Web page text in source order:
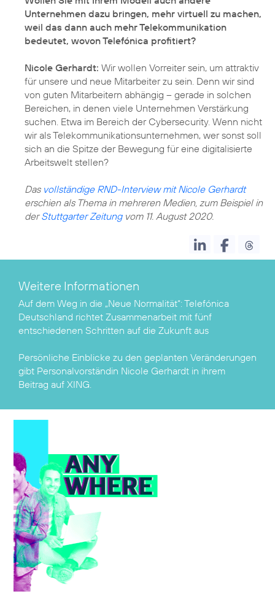
Unternehmen dazu bringen, mehr virtuell zu machen,
weil das dann auch mehr Telekommunikation
bedeutet, wovon Telefónica profitiert?
Nicole Gerhardt: Wir wollen Vorreiter sein, um attraktiv
für unsere und neue Mitarbeiter zu sein. Denn wir sind
von guten Mitarbeitern abhängig – gerade in solchen
Bereichen, in denen viele Unternehmen Verstärkung
suchen. Etwa im Bereich der Cybersecurity. Wenn nicht
wir als Telekommunikationsunternehmen, wer sonst soll
sich an die Spitze der Bewegung für eine digitalisierte
Arbeitswelt stellen?
Das vollständige RND-Interview mit Nicole Gerhardt
erschien als Thema in mehreren Medien, zum Beispiel in
derStuttgarter Zeitungvom 11. August 2020.
Weitere Informationen
Auf dem Weg in die „Neue Normalität“:Telefónica
Deutschland richtet Zusammenarbeit mit fünf
entschiedenen Schritten auf die Zukunft aus
Persönliche Einblicke zu den geplanten Veränderungen
gibt Personalvorständin Nicole Gerhardt in ihrem
Beitrag auf XING